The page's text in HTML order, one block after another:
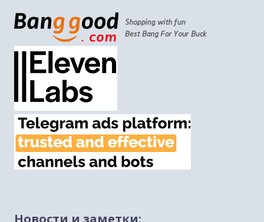
Новости и заметки: